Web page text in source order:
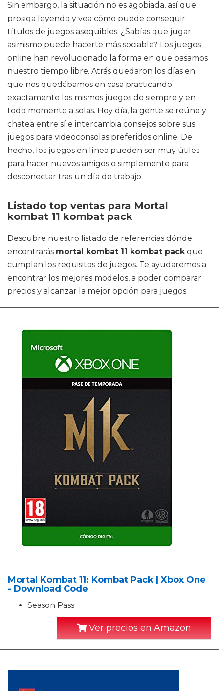
Sin embargo, la situación no es agobiada, así que
prosiga leyendo y vea cómo puede conseguir
títulos de juegos asequibles. ¿Sabías que jugar
asimismo puede hacerte más sociable? Los juegos
online han revolucionado la forma en que pasamos
nuestro tiempo libre. Atrás quedaron los días en
que nos quedábamos en casa practicando
exactamente los mismos juegos de siempre y en
todo momento a solas. Hoy día, la gente se reúne y
chatea entre sí e intercambia consejos sobre sus
juegos para videoconsolas preferidos online. De
hecho, los juegos en línea pueden ser muy útiles
para hacer nuevos amigos o simplemente para
desconectar tras un día de trabajo.
Listado top ventas para Mortal
kombat 11 kombat pack
Descubre nuestro listado de referencias dónde
encontrarás mortal kombat 11 kombat packque
cumplan los requisitos de juegos. Te ayudaremos a
encontrar los mejores modelos, a poder comparar
precios y alcanzar la mejor opción para juegos.
Mortal Kombat 11: Kombat Pack | Xbox One
- Download Code
Season Pass
Ver precios en Amazon